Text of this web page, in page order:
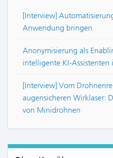
[Interview]
Anwendung bringen
Anonymisierung als
intelligente KI-Assistenten
[Interview] Vom
augensicheren Wirklaser:
von Minidrohnen